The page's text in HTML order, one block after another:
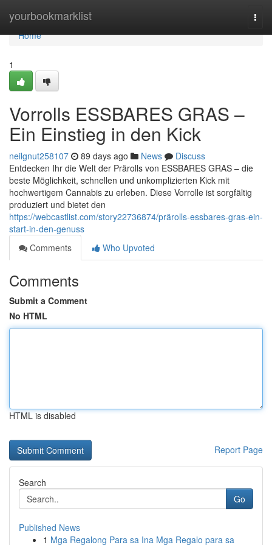
yourbookmarklist
Home
Home
1
Vorrolls ESSBARES GRAS –
Ein Einstieg in den Kick
neilgnut258107 89 days ago News
Discuss
Entdecken Ihr die Welt der Prärolls von ESSBARES GRAS – die
beste Möglichkeit, schnellen und unkomplizierten Kick mit
hochwertigem Cannabis zu erleben. Diese Vorrolle ist sorgfältig
produziert und bietet den
https://webcastlist.com/story22736874/prärolls-essbares-gras-ein-
start-in-den-genuss
Comments
Who Upvoted
Comments
Submit a Comment
No HTML
HTML is disabled
Report Page
Search
Go
Published News
1 Mga Regalong Para sa Ina Mga Regalo para sa